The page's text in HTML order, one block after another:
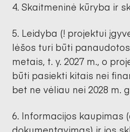
Skaitmeninė kūryba ir
Leidyba (! projektui
lėšos turi būti
metais, t. y. 2027 m., o
būti pasiekti kitais nei
bet ne vėliau nei 2028 m.
Informacijos kaupimas